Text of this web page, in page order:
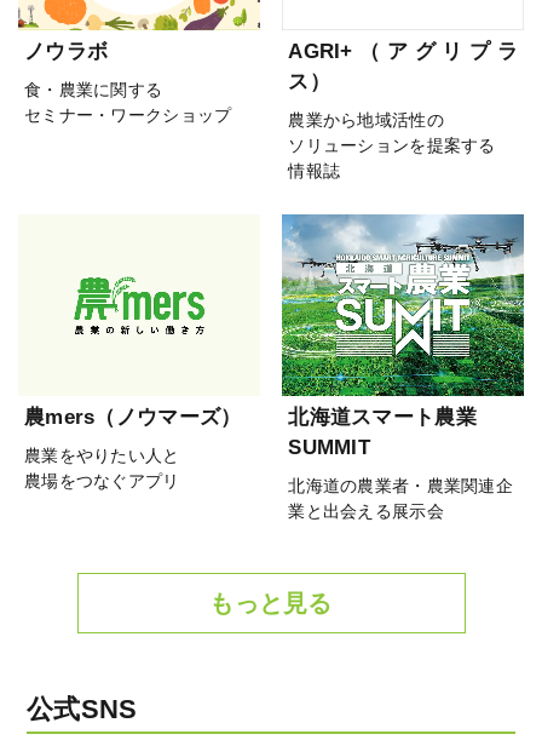
ノウラボ
食・農業に関する
セミナー・ワークショップ
AGRI+（アグリプラ
ス）
農業から地域活性の
ソリューションを提案する
情報誌
農mers（ノウマーズ）
農業をやりたい人と
農場をつなぐアプリ
北海道スマート農業
SUMMIT
北海道の農業者・農業関連企
業と出会える展示会
もっと見る
公式SNS